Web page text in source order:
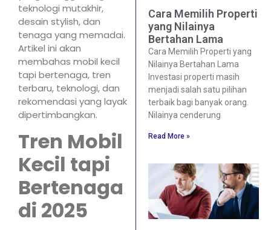
teknologi mutakhir,
desain stylish, dan
tenaga yang memadai.
Artikel ini akan
membahas mobil kecil
tapi bertenaga, tren
terbaru, teknologi, dan
rekomendasi yang layak
dipertimbangkan.
Tren Mobil
Kecil tapi
Bertenaga
di 2025
Cara Memilih Properti
yang Nilainya
Bertahan Lama
Cara Memilih Properti yang
Nilainya Bertahan Lama
Investasi properti masih
menjadi salah satu pilihan
terbaik bagi banyak orang.
Nilainya cenderung
Read More »